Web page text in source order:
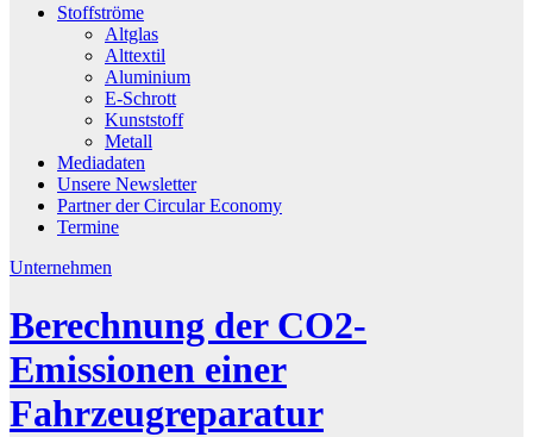
Stoffströme
Altglas
Alttextil
Aluminium
E-Schrott
Kunststoff
Metall
Mediadaten
Unsere Newsletter
Partner der Circular Economy
Termine
Unternehmen
Berechnung der CO2-
Emissionen einer
Fahrzeugreparatur